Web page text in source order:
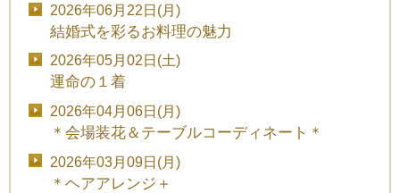
2026年06月22日(月)
結婚式を彩るお料理の魅力
2026年05月02日(土)
運命の１着
2026年04月06日(月)
＊会場装花＆テーブルコーディネート＊
2026年03月09日(月)
＊ヘアアレンジ＋